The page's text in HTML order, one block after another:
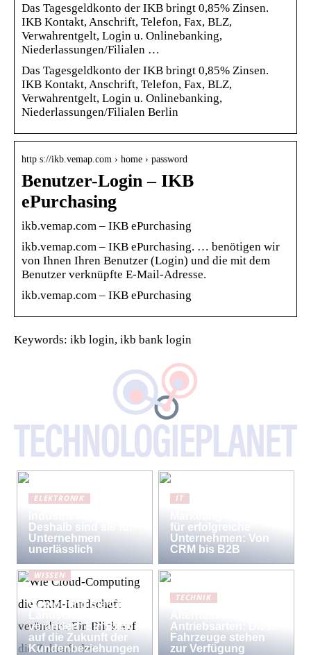
Das Tagesgeldkonto der IKB bringt 0,85% Zinsen.
IKB Kontakt, Anschrift, Telefon, Fax, BLZ,
Verwahrentgelt, Login u. Onlinebanking,
Niederlassungen/Filialen …
Das Tagesgeldkonto der IKB bringt 0,85% Zinsen.
IKB Kontakt, Anschrift, Telefon, Fax, BLZ,
Verwahrentgelt, Login u. Onlinebanking,
Niederlassungen/Filialen Berlin
http s://ikb.vemap.com › home › password
Benutzer-Login – IKB
ePurchasing
ikb.vemap.com – IKB ePurchasing
ikb.vemap.com – IKB ePurchasing. … benötigen wir
von Ihnen Ihren Benutzer (Login) und die mit dem
Benutzer verknüpfte E-Mail-Adresse.
ikb.vemap.com – IKB ePurchasing
Keywords: ikb login, ikb bank login
ELEKTRONIK
Deshalb sind sie für
Unternehmen
unerlässlich
IT
für erfolgreiche
Unternehmen: Von
CRM bis B2B
WISSEN
Computing die CRM-
verändert: Ein Blick
auf die Zukunft der
Kundenbeziehungen
TECHNIK
Antriebsarten: Diese
Fahrzeuge stehen
zur Verfügung